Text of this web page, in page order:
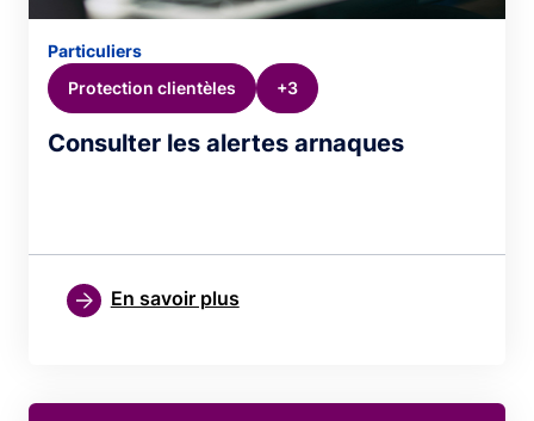
Consulter les alertes arnaques
Particuliers
Protection clientèles
+3
En savoir plus